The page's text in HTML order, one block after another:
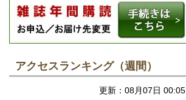
アクセスランキング（週間）
更新：08月07日 00:05